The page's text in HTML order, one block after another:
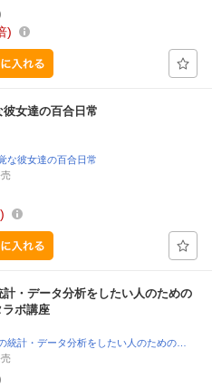
彼女達の百合日常
な彼女達の百合日常
計・データ分析をしたい人のための
ボ講座
統計・データ分析をしたい人のための…